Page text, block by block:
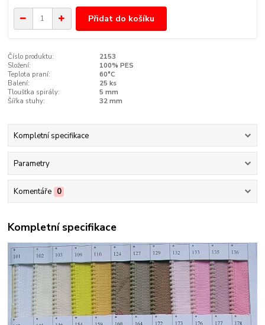
Přidat do košíku
Číslo produktu:
2153
Složení:
100% PES
Teplota praní:
60°C
Balení:
25 ks
Tloušťka spirály:
5 mm
Šířka stuhy:
32 mm
Kompletní specifikace
Parametry
Komentáře 0
Kompletní specifikace